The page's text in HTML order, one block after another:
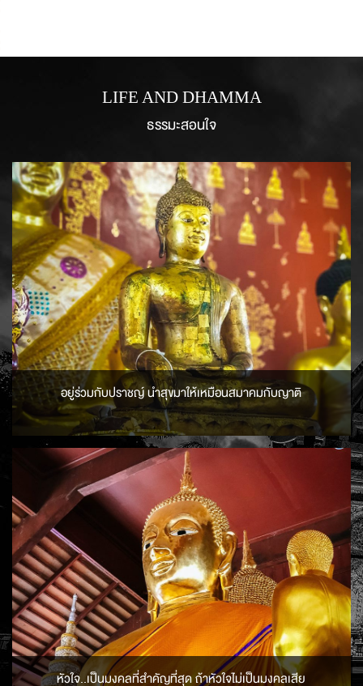
LIFE AND DHAMMA
ธรรมะสอนใจ
อยู่ร่วมกับปราชญ์ นำสุขมาให้เหมือนสมาคมกับญาติ
หัวใจ..เป็นมงคลที่สำคัญที่สุด ถ้าหัวใจไม่เป็นมงคลเสีย